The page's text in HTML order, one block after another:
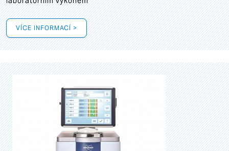
VÍCE INFORMACÍ >